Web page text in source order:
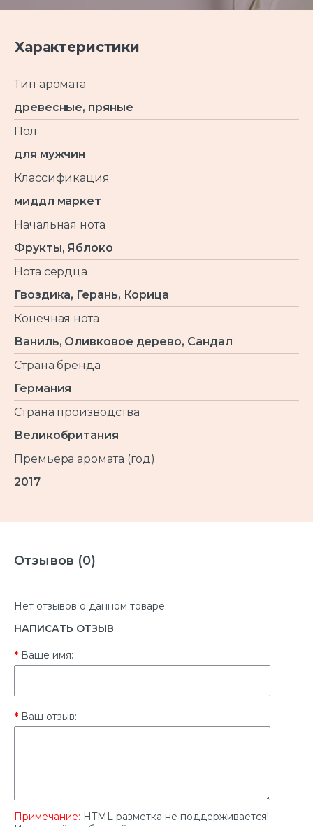
Характеристики
Тип аромата
древесные, пряные
Пол
для мужчин
Классификация
миддл маркет
Начальная нота
Фрукты, Яблоко
Нота сердца
Гвоздика, Герань, Корица
Конечная нота
Ваниль, Оливковое дерево, Сандал
Страна бренда
Германия
Страна производства
Великобритания
Премьера аромата (год)
2017
Отзывов (0)
Нет отзывов о данном товаре.
НАПИСАТЬ ОТЗЫВ
Ваше имя:
Ваш отзыв:
Примечание: HTML разметка не поддерживается!